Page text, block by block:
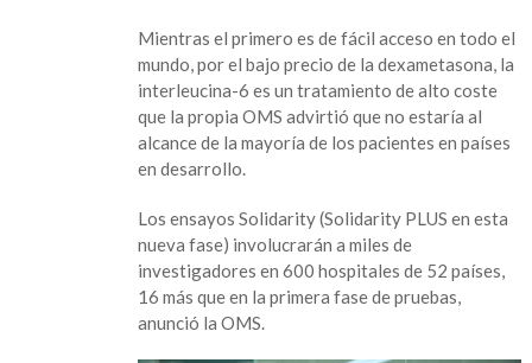
Mientras el primero es de fácil acceso en todo el
mundo, por el bajo precio de la dexametasona, la
interleucina-6 es un tratamiento de alto coste
que la propia OMS advirtió que no estaría al
alcance de la mayoría de los pacientes en países
en desarrollo.
Los ensayos Solidarity (Solidarity PLUS en esta
nueva fase) involucrarán a miles de
investigadores en 600 hospitales de 52 países,
16 más que en la primera fase de pruebas,
anunció la OMS.